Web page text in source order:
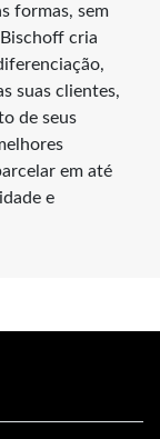
formas, sem
cria
suas clientes,
de seus
em até
e